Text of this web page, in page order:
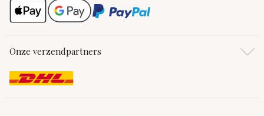
Onze verzendpartners